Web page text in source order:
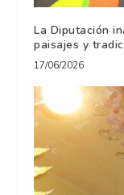
La Diputación
paisajes y
17/06/2026